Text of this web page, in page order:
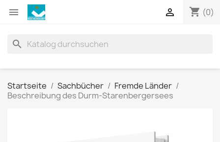
 shopping_cart (0)

search
Startseite Sachbücher
Fremde Länder
Beschreibung des Durm-Starenbergersees